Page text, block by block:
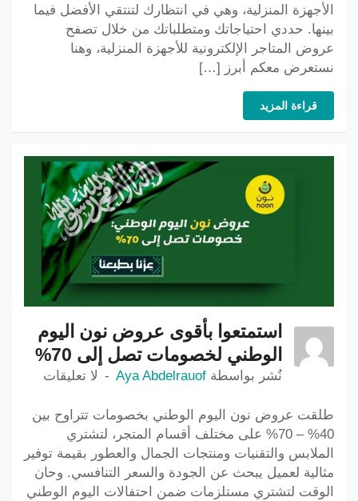
الأجهزة المنزلية، وهي في انتظارك لتنتقي الأفضل فيما
بينها. حددي احتياجاتك ومتطلباتك من خلال تصفح
عروض المتاجر الإلكترونية للأجهزة المنزلية، وهنا
نستعرض معكم أبرز […]
قراءة المزيد
استمتعوا بأقوى عروض نون اليوم
الوطني لخصومات تصل إلى 70%
نٌشر بواسطة Aya Abdelrauof لا تعليقات
طلقت عروض نون اليوم الوطني بخصومات تتراوح بين
40% – 70% على مختلف أقسام المتجر، لتشتري
الملابس والتقنيات ومنتجات الجمال والعطور بقيمة توفير
مثالية لعميل يبحث عن الجودة والسعر التنافسي. وحان
الوقت لتشتري مستلزمات ضمن احتفالات اليوم الوطني